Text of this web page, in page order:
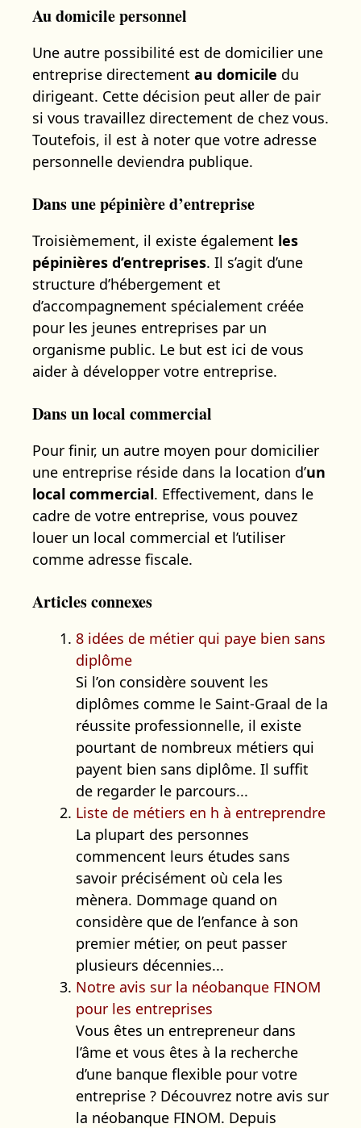
Au domicile personnel
Une autre possibilité est de domicilier une
entreprise directement au domicile du
dirigeant. Cette décision peut aller de pair
si vous travaillez directement de chez vous.
Toutefois, il est à noter que votre adresse
personnelle deviendra publique.
Dans une pépinière d’entreprise
Troisièmement, il existe également les
pépinières d’entreprises. Il s’agit d’une
structure d’hébergement et
d’accompagnement spécialement créée
pour les jeunes entreprises par un
organisme public. Le but est ici de vous
aider à développer votre entreprise.
Dans un local commercial
Pour finir, un autre moyen pour domicilier
une entreprise réside dans la location d’un
local commercial. Effectivement, dans le
cadre de votre entreprise, vous pouvez
louer un local commercial et l’utiliser
comme adresse fiscale.
Articles connexes
8 idées de métier qui paye bien sans
diplôme
Si l’on considère souvent les
diplômes comme le Saint-Graal de la
réussite professionnelle, il existe
pourtant de nombreux métiers qui
payent bien sans diplôme. Il suffit
de regarder le parcours...
Liste de métiers en h à entreprendre
La plupart des personnes
commencent leurs études sans
savoir précisément où cela les
mènera. Dommage quand on
considère que de l’enfance à son
premier métier, on peut passer
plusieurs décennies...
Notre avis sur la néobanque FINOM
pour les entreprises
Vous êtes un entrepreneur dans
l’âme et vous êtes à la recherche
d’une banque flexible pour votre
entreprise ? Découvrez notre avis sur
la néobanque FINOM. Depuis